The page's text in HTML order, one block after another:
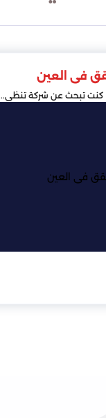
فى العين
كنت تبحث عن شركة تنظي..